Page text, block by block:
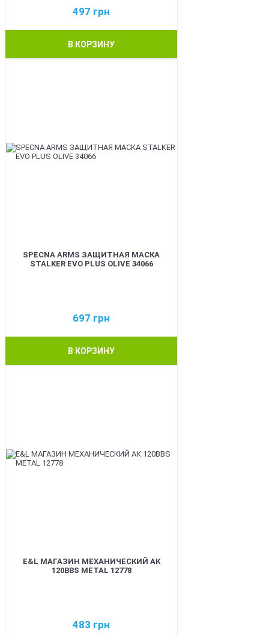
497 грн
В КОРЗИНУ
SPECNA ARMS ЗАЩИТНАЯ МАСКА
STALKER EVO PLUS OLIVE 34066
697 грн
В КОРЗИНУ
E&L МАГАЗИН МЕХАНИЧЕСКИЙ АК
120BBS METAL 12778
483 грн